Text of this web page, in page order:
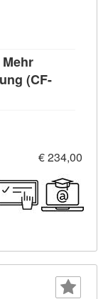
(CF-
€ 234,00